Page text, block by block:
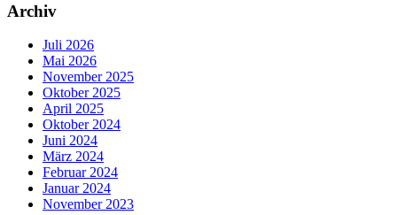
Archiv
Juli 2026
Mai 2026
November 2025
Oktober 2025
April 2025
Oktober 2024
Juni 2024
März 2024
Februar 2024
Januar 2024
November 2023